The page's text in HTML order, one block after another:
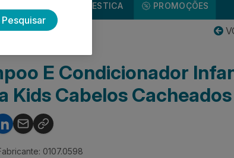
UTILIDADE DOMESTICA PROMOÇÕES
E Condicionador
Kids Cabelos Cacheados
0107.0598
Pesquisar